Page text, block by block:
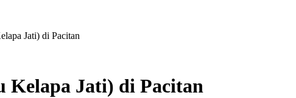
Jati) di Pacitan
Kelapa Jati) di Pacitan